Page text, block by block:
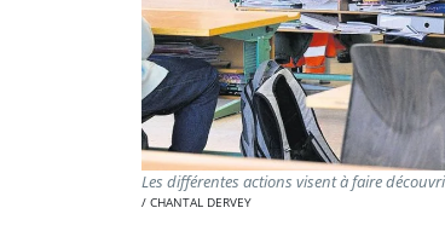
Les différentes actions visent à faire
CHANTAL DERVEY